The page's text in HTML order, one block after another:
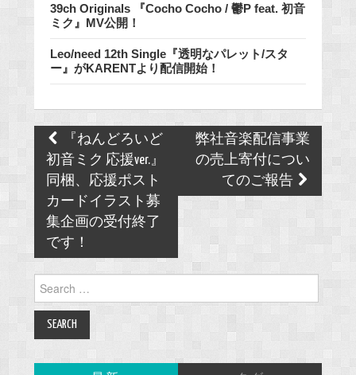
39ch Originals 『Cocho Cocho / 鬱P feat. 初音
ミク』MV公開！
Leo/need 12th Single『透明なパレット/スタ
ー』がKARENTより配信開始！
Post
navigation
『ねんどろいど
初音ミク 応援ver.』
同梱、応援ポスト
カードイラスト募
集企画の受付終了
です！
弊社音楽配信事業
の売上寄付につい
てのご報告
for: